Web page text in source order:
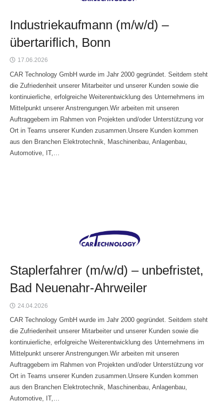
Industriekaufmann (m/w/d) –
übertariflich, Bonn
17.06.2026
CAR Technology GmbH wurde im Jahr 2000 gegründet. Seitdem steht
die Zufriedenheit unserer Mitarbeiter und unserer Kunden sowie die
kontinuierliche, erfolgreiche Weiterentwicklung des Unternehmens im
Mittelpunkt unserer Anstrengungen.Wir arbeiten mit unseren
Auftraggebern im Rahmen von Projekten und/oder Unterstützung vor
Ort in Teams unserer Kunden zusammen.Unsere Kunden kommen
aus den Branchen Elektrotechnik, Maschinenbau, Anlagenbau,
Automotive, IT,…
Staplerfahrer (m/w/d) – unbefristet,
Bad Neuenahr-Ahrweiler
24.04.2026
CAR Technology GmbH wurde im Jahr 2000 gegründet. Seitdem steht
die Zufriedenheit unserer Mitarbeiter und unserer Kunden sowie die
kontinuierliche, erfolgreiche Weiterentwicklung des Unternehmens im
Mittelpunkt unserer Anstrengungen.Wir arbeiten mit unseren
Auftraggebern im Rahmen von Projekten und/oder Unterstützung vor
Ort in Teams unserer Kunden zusammen.Unsere Kunden kommen
aus den Branchen Elektrotechnik, Maschinenbau, Anlagenbau,
Automotive, IT,…